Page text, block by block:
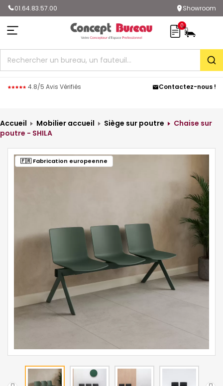
01.64.83.57.00 Showroom
0
4.8/5 Avis Vérifiés Contactez-nous !
Accueil Mobilier accueil Siège sur poutre
Chaise sur
poutre - SHILA